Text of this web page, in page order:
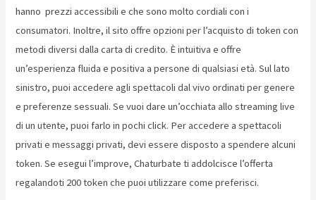
hanno prezzi accessibili e che sono molto cordiali con i
consumatori. Inoltre, il sito offre opzioni per l’acquisto di token con
metodi diversi dalla carta di credito. È intuitiva e offre
un’esperienza fluida e positiva a persone di qualsiasi età. Sul lato
sinistro, puoi accedere agli spettacoli dal vivo ordinati per genere
e preferenze sessuali. Se vuoi dare un’occhiata allo streaming live
di un utente, puoi farlo in pochi click. Per accedere a spettacoli
privati e messaggi privati, devi essere disposto a spendere alcuni
token. Se esegui l’improve, Chaturbate ti addolcisce l’offerta
regalandoti 200 token che puoi utilizzare come preferisci.